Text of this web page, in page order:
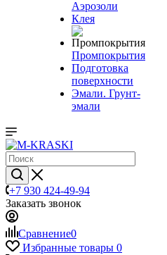
Аэрозоли
Клея
Промпокрытия
Подготовка
поверхности
Эмали. Грунт-
эмали
+7 930 424-49-94
Заказать звонок
Сравнение0
Избранные товары 0